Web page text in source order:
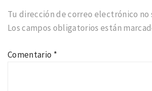
Tu dirección de correo electrónico no
Los campos obligatorios están
Comentario *